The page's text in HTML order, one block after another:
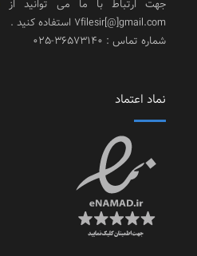
جهت ارتباط با ما می توانید از
7filesir[@]gmail.com استفاده کنید .
شماره تماس : 36573140-025
نماد اعتماد